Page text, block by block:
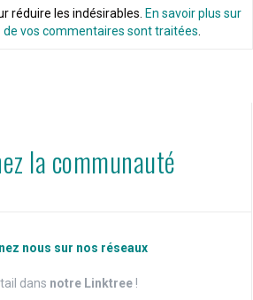
réduire les indésirables. En savoir plus sur
de vos commentaires sont traitées
la communauté
nous sur nos réseaux
dans notre Linktree !